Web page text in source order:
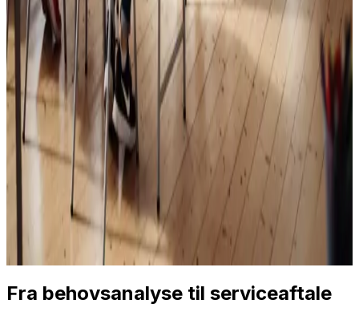
Fra behovsanalyse til serviceaftale